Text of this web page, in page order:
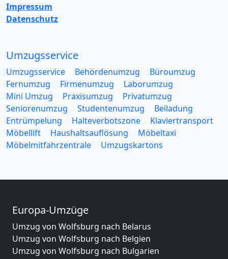
Impressum
Datenschutz
Umzugsservice
Umzugsservice Behördenumzug
Büroumzug
Fernumzug
Firmenumzug
Laborumzug
Mini Umzug
Praxisumzug
Privatumzug
Seniorenumzug
Studentenumzug
Beiladung
Entrümpelung
Halteverbotszone
Klaviertransport
Möbellift
Haushaltsauflösung
Möbeltaxi
Möbelmitfahrzentrale
Umzugskartons
Europa-Umzüge
Umzug von Wolfsburg nach Belarus
Umzug von Wolfsburg nach Belgien
Umzug von Wolfsburg nach Bulgarien